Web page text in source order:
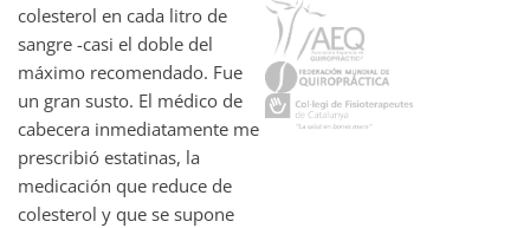
colesterol en cada litro de
sangre -casi el doble del
máximo recomendado. Fue
un gran susto. El médico de
cabecera inmediatamente me
prescribió estatinas, la
medicación que reduce de
colesterol y que se supone